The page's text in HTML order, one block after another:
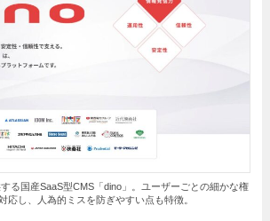
る国産SaaS型CMS「dino」。ユーザーごとの細かな権
応し、人為的ミスを防ぎやすい点も特徴。